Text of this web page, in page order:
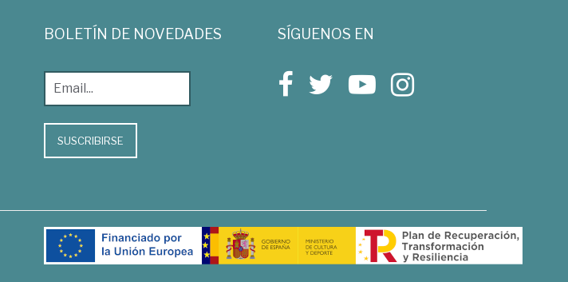
BOLETÍN DE NOVEDADES
SUSCRIBIRSE
SÍGUENOS EN